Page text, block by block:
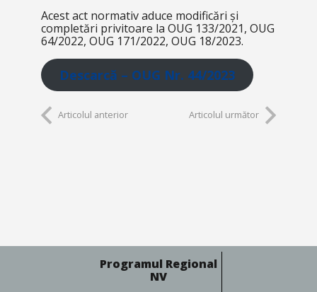
Acest act normativ aduce modificări și
completări privitoare la OUG 133/2021, OUG
64/2022, OUG 171/2022, OUG 18/2023.
Descarcă – OUG Nr. 44/2023
Articolul anterior Articolul următor
Programul Regional
NV